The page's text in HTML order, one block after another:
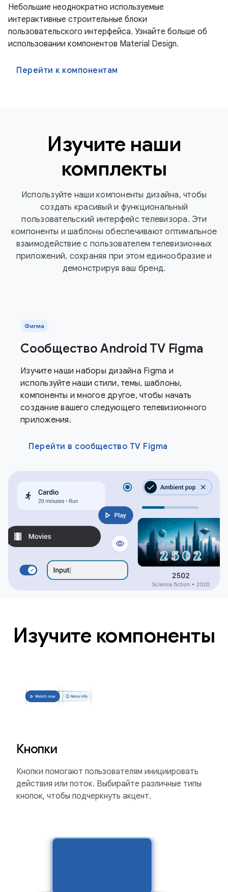
Небольшие неоднократно используемые
интерактивные строительные блоки
пользовательского интерфейса. Узнайте больше об
использовании компонентов Material Design.
Перейти к компонентам
Изучите наши
комплекты
Используйте наши компоненты дизайна, чтобы
создать красивый и функциональный
пользовательский интерфейс телевизора. Эти
компоненты и шаблоны обеспечивают оптимальное
взаимодействие с пользователем телевизионных
приложений, сохраняя при этом единообразие и
демонстрируя ваш бренд.
Фигма
Сообщество Android TV Figma
Изучите наши наборы дизайна Figma и
используйте наши стили, темы, шаблоны,
компоненты и многое другое, чтобы начать
создание вашего следующего телевизионного
приложения.
Перейти в сообщество TV Figma
Изучите компоненты
Кнопки
Кнопки помогают пользователям инициировать
действия или поток. Выбирайте различные типы
кнопок, чтобы подчеркнуть акцент.